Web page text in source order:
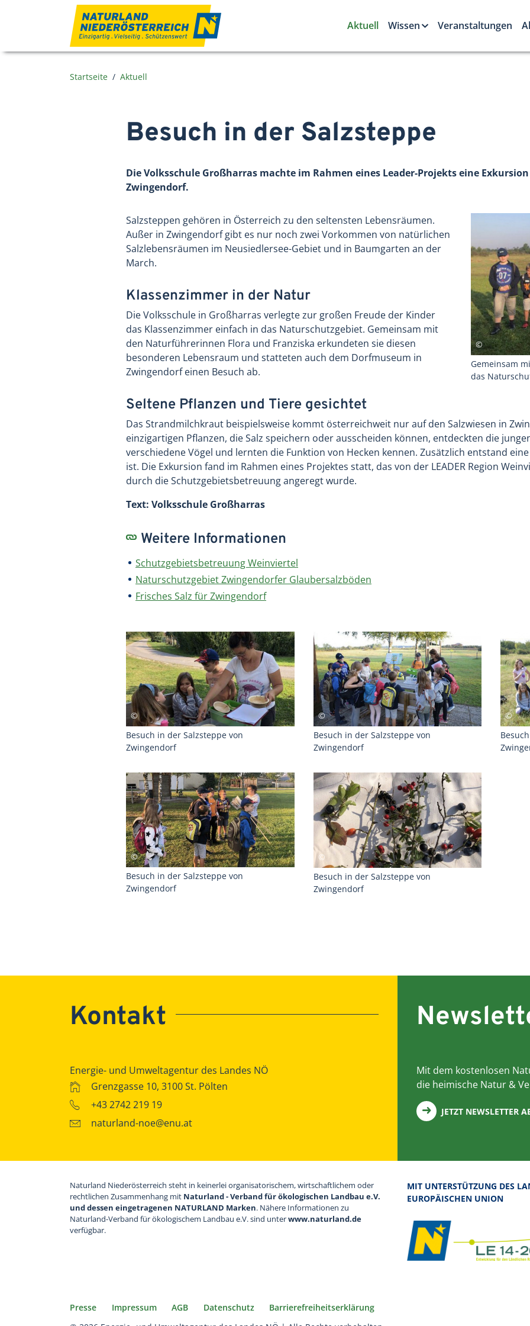
Aktuell
Wissen Veranstaltungen
Startseite Aktuell
Besuch in der Salzsteppe
Die Volksschule Großharras machte im Rahmen eines Leader-Projekts eine
Zwingendorf.
Gemeinsam
das
Salzsteppen gehören in Österreich zu den seltensten Lebensräumen.
Außer in Zwingendorf gibt es nur noch zwei Vorkommen von natürlichen
Salzlebensräumen im Neusiedlersee-Gebiet und in Baumgarten an der
March.
Klassenzimmer in der Natur
Die Volksschule in Großharras verlegte zur großen Freude der Kinder
das Klassenzimmer einfach in das Naturschutzgebiet. Gemeinsam mit
den Naturführerinnen Flora und Franziska erkundeten sie diesen
besonderen Lebensraum und statteten auch dem Dorfmuseum in
Zwingendorf einen Besuch ab.
Seltene Pflanzen und Tiere gesichtet
Das Strandmilchkraut beispielsweise kommt österreichweit nur auf den Salzwiesen in
einzigartigen Pflanzen, die Salz speichern oder ausscheiden können, entdeckten die
verschiedene Vögel und lernten die Funktion von Hecken kennen. Zusätzlich entstand
ist. Die Exkursion fand im Rahmen eines Projektes statt, das von der LEADER Region
durch die Schutzgebietsbetreuung angeregt wurde.
Text: Volksschule Großharras
Weitere Informationen
Schutzgebietsbetreuung Weinviertel
Naturschutzgebiet Zwingendorfer Glaubersalzböden
Frisches Salz für Zwingendorf
Besuch in der Salzsteppe von
Zwingendorf
Besuch in der Salzsteppe von
Zwingendorf
Besuch in der Salzsteppe von
Zwingendorf
Besuch in der Salzsteppe von
Zwingendorf
Mit dem kostenlosen
die heimische Natur &
JETZT NEWSLETTER
Kontakt
Energie- und Umweltagentur des Landes NÖ
Grenzgasse 10, 3100 St. Pölten
+43 2742 219 19
naturland-noe@enu.at
Naturland Niederösterreich steht in keinerlei organisatorischem, wirtschaftlichem oder
rechtlichen Zusammenhang mit Naturland - Verband für ökologischen Landbau e.V.
und dessen eingetragenen NATURLAND Marken. Nähere Informationen zu
Naturland-Verband für ökologischem Landbau e.V. sind unterwww.naturland.de
verfügbar.
MIT UNTERSTÜTZUNG DES
EUROPÄISCHEN UNION
Presse Impressum AGB Datenschutz
Barrierefreiheitserklärung